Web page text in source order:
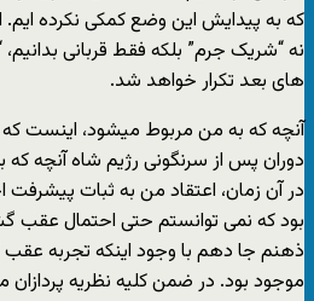
که به پیدایش این وضع کمکی نکرده ایم.
نه “شریک جرم” بلکه فقط قربانی
های بعد تکرار خواهد شد.
آنچه که به من مربوط میشود، اینست
دوران پس از سرنگونی رژیم شاه آنچه
در آن زمان، اعتقاد من به ثبات پیشرفت
بود که نمی توانستم حتی احتمال عقب
ذهنم جا دهم با وجود اینکه تجربه عقب
موجود بود. در ضمن کلیه نظریه پردازان